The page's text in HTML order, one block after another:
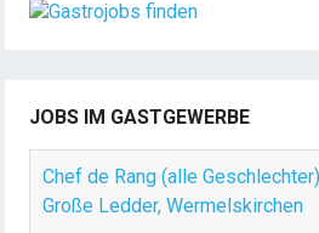
JOBS IM GASTGEWERBE
Chef de Rang (alle
Große Ledder, Wermelskirchen